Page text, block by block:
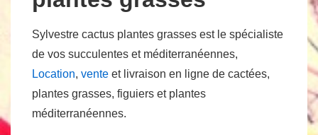
Sylvestre cactus plantes grasses est le spécialiste
de vos succulentes et méditerranéennes,
Location, vente et livraison en ligne de cactées,
plantes grasses, figuiers et plantes
méditerranéennes.